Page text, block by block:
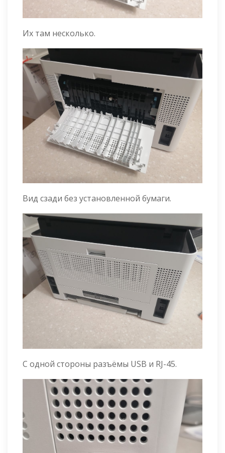
Их там несколько.
Вид сзади без установленной бумаги.
С одной стороны разъёмы USB и RJ-45.